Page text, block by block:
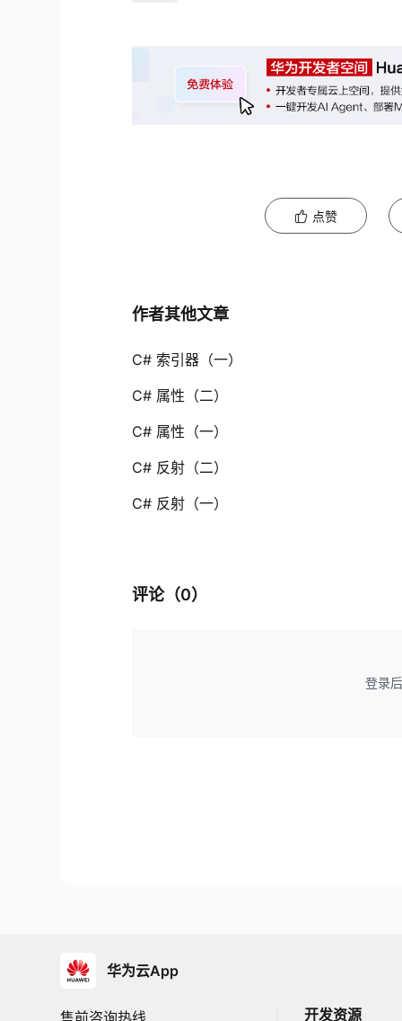
点赞
作者其他文章
C# 索引器（一）
C# 属性（二）
C# 属性（一）
C# 反射（二）
C# 反射（一）
评论（0）
登录
华为云App
售前咨询热线 开发资源